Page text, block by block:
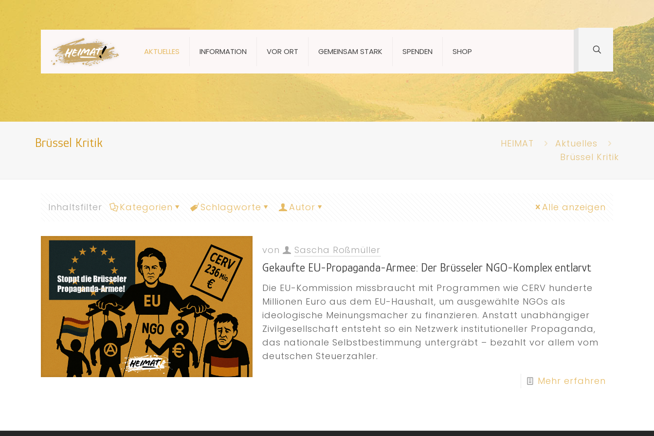
AKTUELLES INFORMATION VOR ORT GEMEINSAM STARK SPENDEN SHOP
Brüssel Kritik HEIMAT
Aktuelles
Brüssel Kritik
Inhaltsfilter Kategorien Schlagworte Autor Alle anzeigen
von Sascha Roßmüller
Gekaufte EU-Propaganda-Armee: Der Brüsseler NGO-Komplex entlarvt
Die EU-Kommission missbraucht mit Programmen wie CERV hunderte
Millionen Euro aus dem EU-Haushalt, um ausgewählte NGOs als
ideologische Meinungsmacher zu finanzieren. Anstatt unabhängiger
Zivilgesellschaft entsteht so ein Netzwerk institutioneller Propaganda,
das nationale Selbstbestimmung untergräbt – bezahlt vor allem vom
deutschen Steuerzahler.
Mehr erfahren